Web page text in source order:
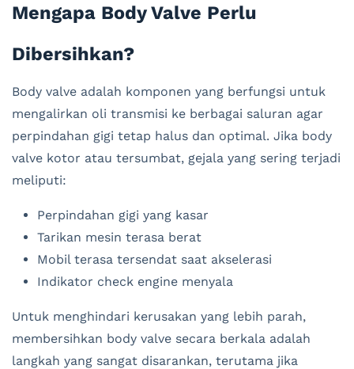
Mengapa Body Valve Perlu
Dibersihkan?
Body valve adalah komponen yang berfungsi untuk
mengalirkan oli transmisi ke berbagai saluran agar
perpindahan gigi tetap halus dan optimal. Jika body
valve kotor atau tersumbat, gejala yang sering terjadi
meliputi:
Perpindahan gigi yang kasar
Tarikan mesin terasa berat
Mobil terasa tersendat saat akselerasi
Indikator check engine menyala
Untuk menghindari kerusakan yang lebih parah,
membersihkan body valve secara berkala adalah
langkah yang sangat disarankan, terutama jika